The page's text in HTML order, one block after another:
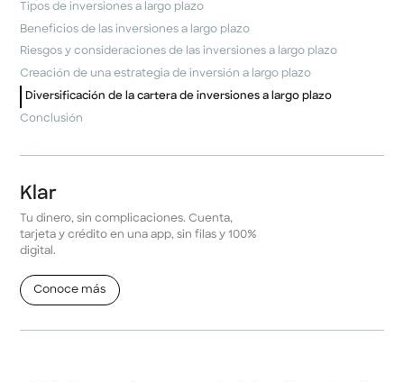
Tipos de inversiones a largo plazo
Beneficios de las inversiones a largo plazo
Riesgos y consideraciones de las inversiones a largo plazo
Creación de una estrategia de inversión a largo plazo
Diversificación de la cartera de inversiones a largo plazo
Conclusión
Klar
Tu dinero, sin complicaciones. Cuenta,
tarjeta y crédito en una app, sin filas y 100%
digital.
Conoce más